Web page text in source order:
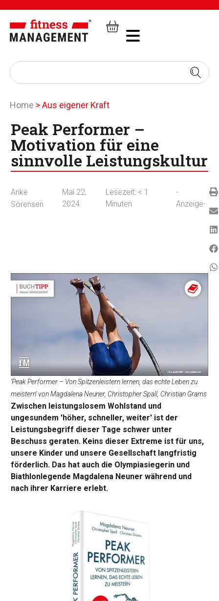
Home >Aus eigener Kraft
Peak Performer –
Motivation für eine
sinnvolle Leistungskultur
Anke
Sörensen
Mai 22,
2024
Lesezeit: < 1
Minuten
-
Anzeige-
'Peak Performer – Von Spitzenleistern lernen, das echte Leben zu
meistern' von Magdalena Neuner, Christopher Spall, Christian Grams
Zwischen leistungslosem Wohlstand und
ungesundem 'höher, schneller, weiter' ist der
Leistungsbegriff dieser Tage schwer unter
Beschuss geraten. Keins dieser Extreme ist für uns,
unsere Kinder und unsere Gesellschaft langfristig
förderlich. Das hat auch die Olympiasiegerin und
Biathlonlegende Magdalena Neuner während und
nach ihrer Karriere erlebt.